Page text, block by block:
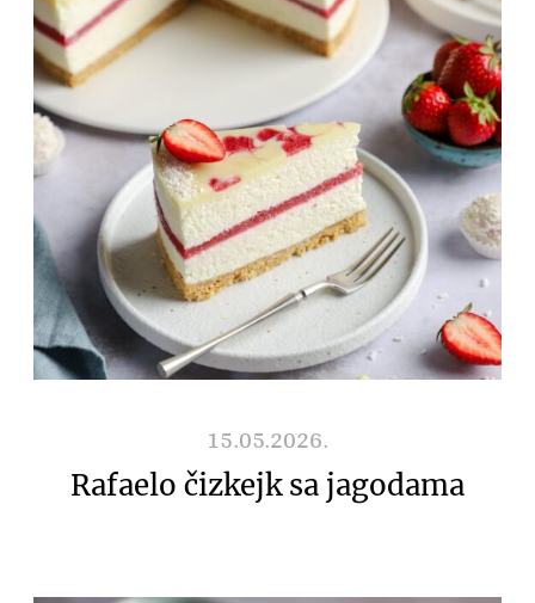
15.05.2026.
Rafaelo čizkejk sa jagodama